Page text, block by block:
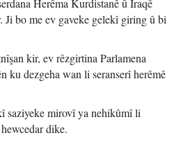
Herêma Kurdistanê û Iraqê
Ji bo me ev gaveke gelekî giring û bi
kir, ev rêzgirtina Parlamena
ku dezgeha wan li seranserî herêmê
saziyeke mirovî ya nehikûmî li
dike.